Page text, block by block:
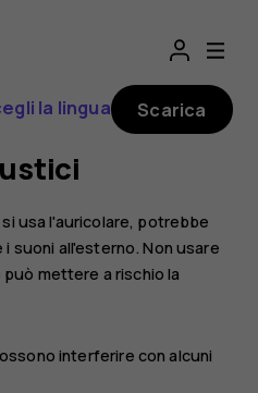
la lingua Scarica
usa l'auricolare, potrebbe
suoni all'esterno. Non usare
mettere a rischio la
interferire con alcuni